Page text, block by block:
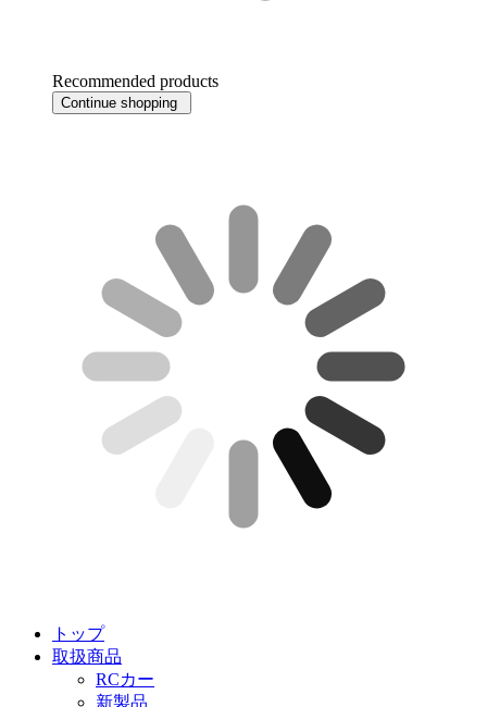
Recommended products
Continue shopping
トップ
取扱商品
RCカー
新製品